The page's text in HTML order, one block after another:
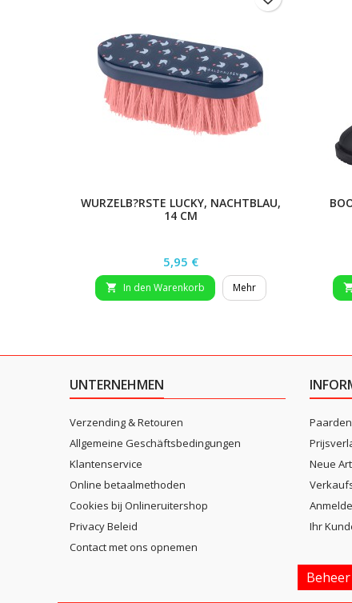
WURZELB?RSTE LUCKY, NACHTBLAU,
14 CM
Preis
5,95 €
 In den Warenkorb Mehr
UNTERNEHMEN
Verzending & Retouren
Allgemeine Geschäftsbedingungen
Klantenservice
Online betaalmethoden
Cookies bij Onlineruitershop
Privacy Beleid
Contact met ons opnemen
Neue
Ihr